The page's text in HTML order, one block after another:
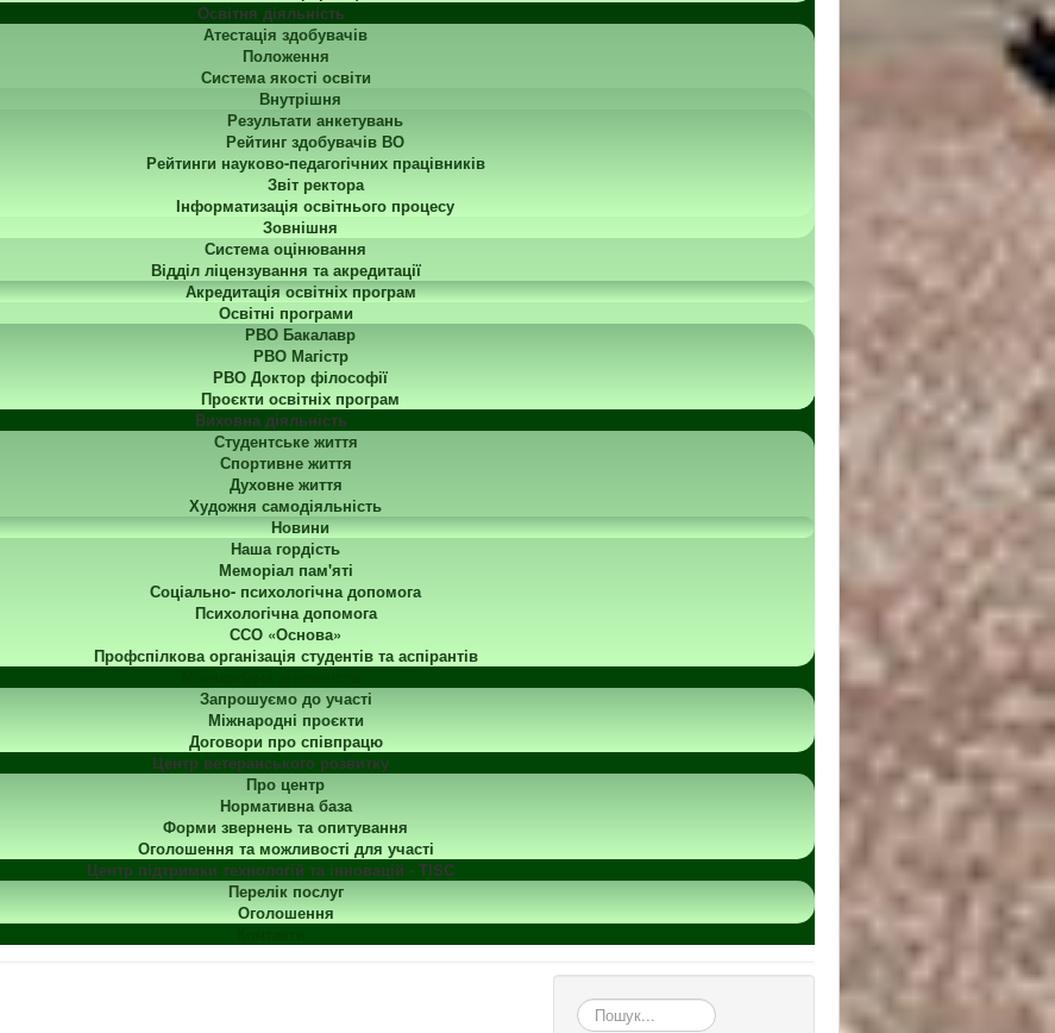
Освітня діяльність
Атестація здобувачів
Положення
Система якості освіти
Внутрішня
Результати анкетувань
Рейтинг здобувачів ВО
Рейтинги науково-педагогічних працівників
Звіт ректора
Інформатизація освітнього процесу
Зовнішня
Система оцінювання
Відділ ліцензування та акредитації
Акредитація освітніх програм
Освітні програми
РВО Бакалавр
РВО Магістр
РВО Доктор філософії
Проєкти освітніх програм
Виховна діяльність
Студентське життя
Спортивне життя
Духовне життя
Художня самодіяльність
Новини
Наша гордість
Меморіал пам'яті
Соціально- психологічна допомога
Психологічна допомога
ССО «Основа»
Профспілкова організація студентів та аспірантів
Запрошуємо до участі
Міжнародні проєкти
Договори про співпрацю
Центр ветеранського розвитку
Про центр
Нормативна база
Форми звернень та опитування
Оголошення та можливості для участі
Центр підтримки технологій та інновацій - TISC
Перелік послуг
Оголошення
пошук